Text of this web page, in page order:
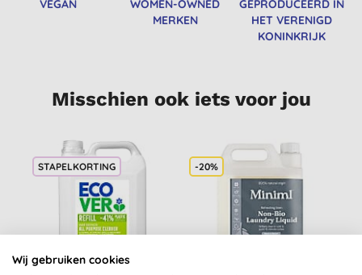
VEGAN
WOMEN-OWNED
MERKEN
GEPRODUCEERD IN
HET VERENIGD
KONINKRIJK
Misschien ook iets voor jou
STAPELKORTING -20%
Wij gebruiken cookies